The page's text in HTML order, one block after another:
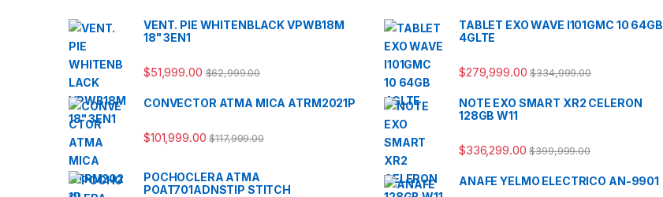
VENT. PIE WHITENBLACK VPWB18M
18" 3EN1
$51,999.00 $62,999.00
CONVECTOR ATMA MICA ATRM2021P
$101,999.00 $117,999.00
POCHOCLERA ATMA
POAT701ADNSTIP STITCH
TABLET EXO WAVE I101GMC 10 64GB
4GLTE
$279,999.00 $334,999.00
NOTE EXO SMART XR2 CELERON
128GB W11
$336,299.00 $399,999.00
ANAFE YELMO ELECTRICO AN-9901